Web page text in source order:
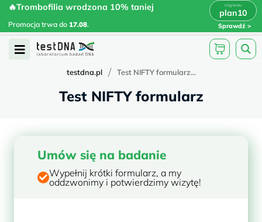
Skip
content
🔥Trombofilia wrodzona 10% taniej
Promocja trwa do 17.08.
plan10
Sprawdź
🔥Trombofilia wrodzona 10% taniej
plan10 x
Open
testdna.pl / Test NIFTY formularz...
Test NIFTY formularz
Umów się na badanie
Wypełnij krótki formularz, a my
oddzwonimy i potwierdzimy wizytę!